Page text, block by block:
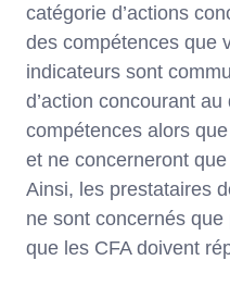
catégorie d’actions
des compétences que
indicateurs sont
d’action concourant
compétences alors
et ne concerneront
Ainsi, les prestataires
ne sont concernés
que les CFA doivent